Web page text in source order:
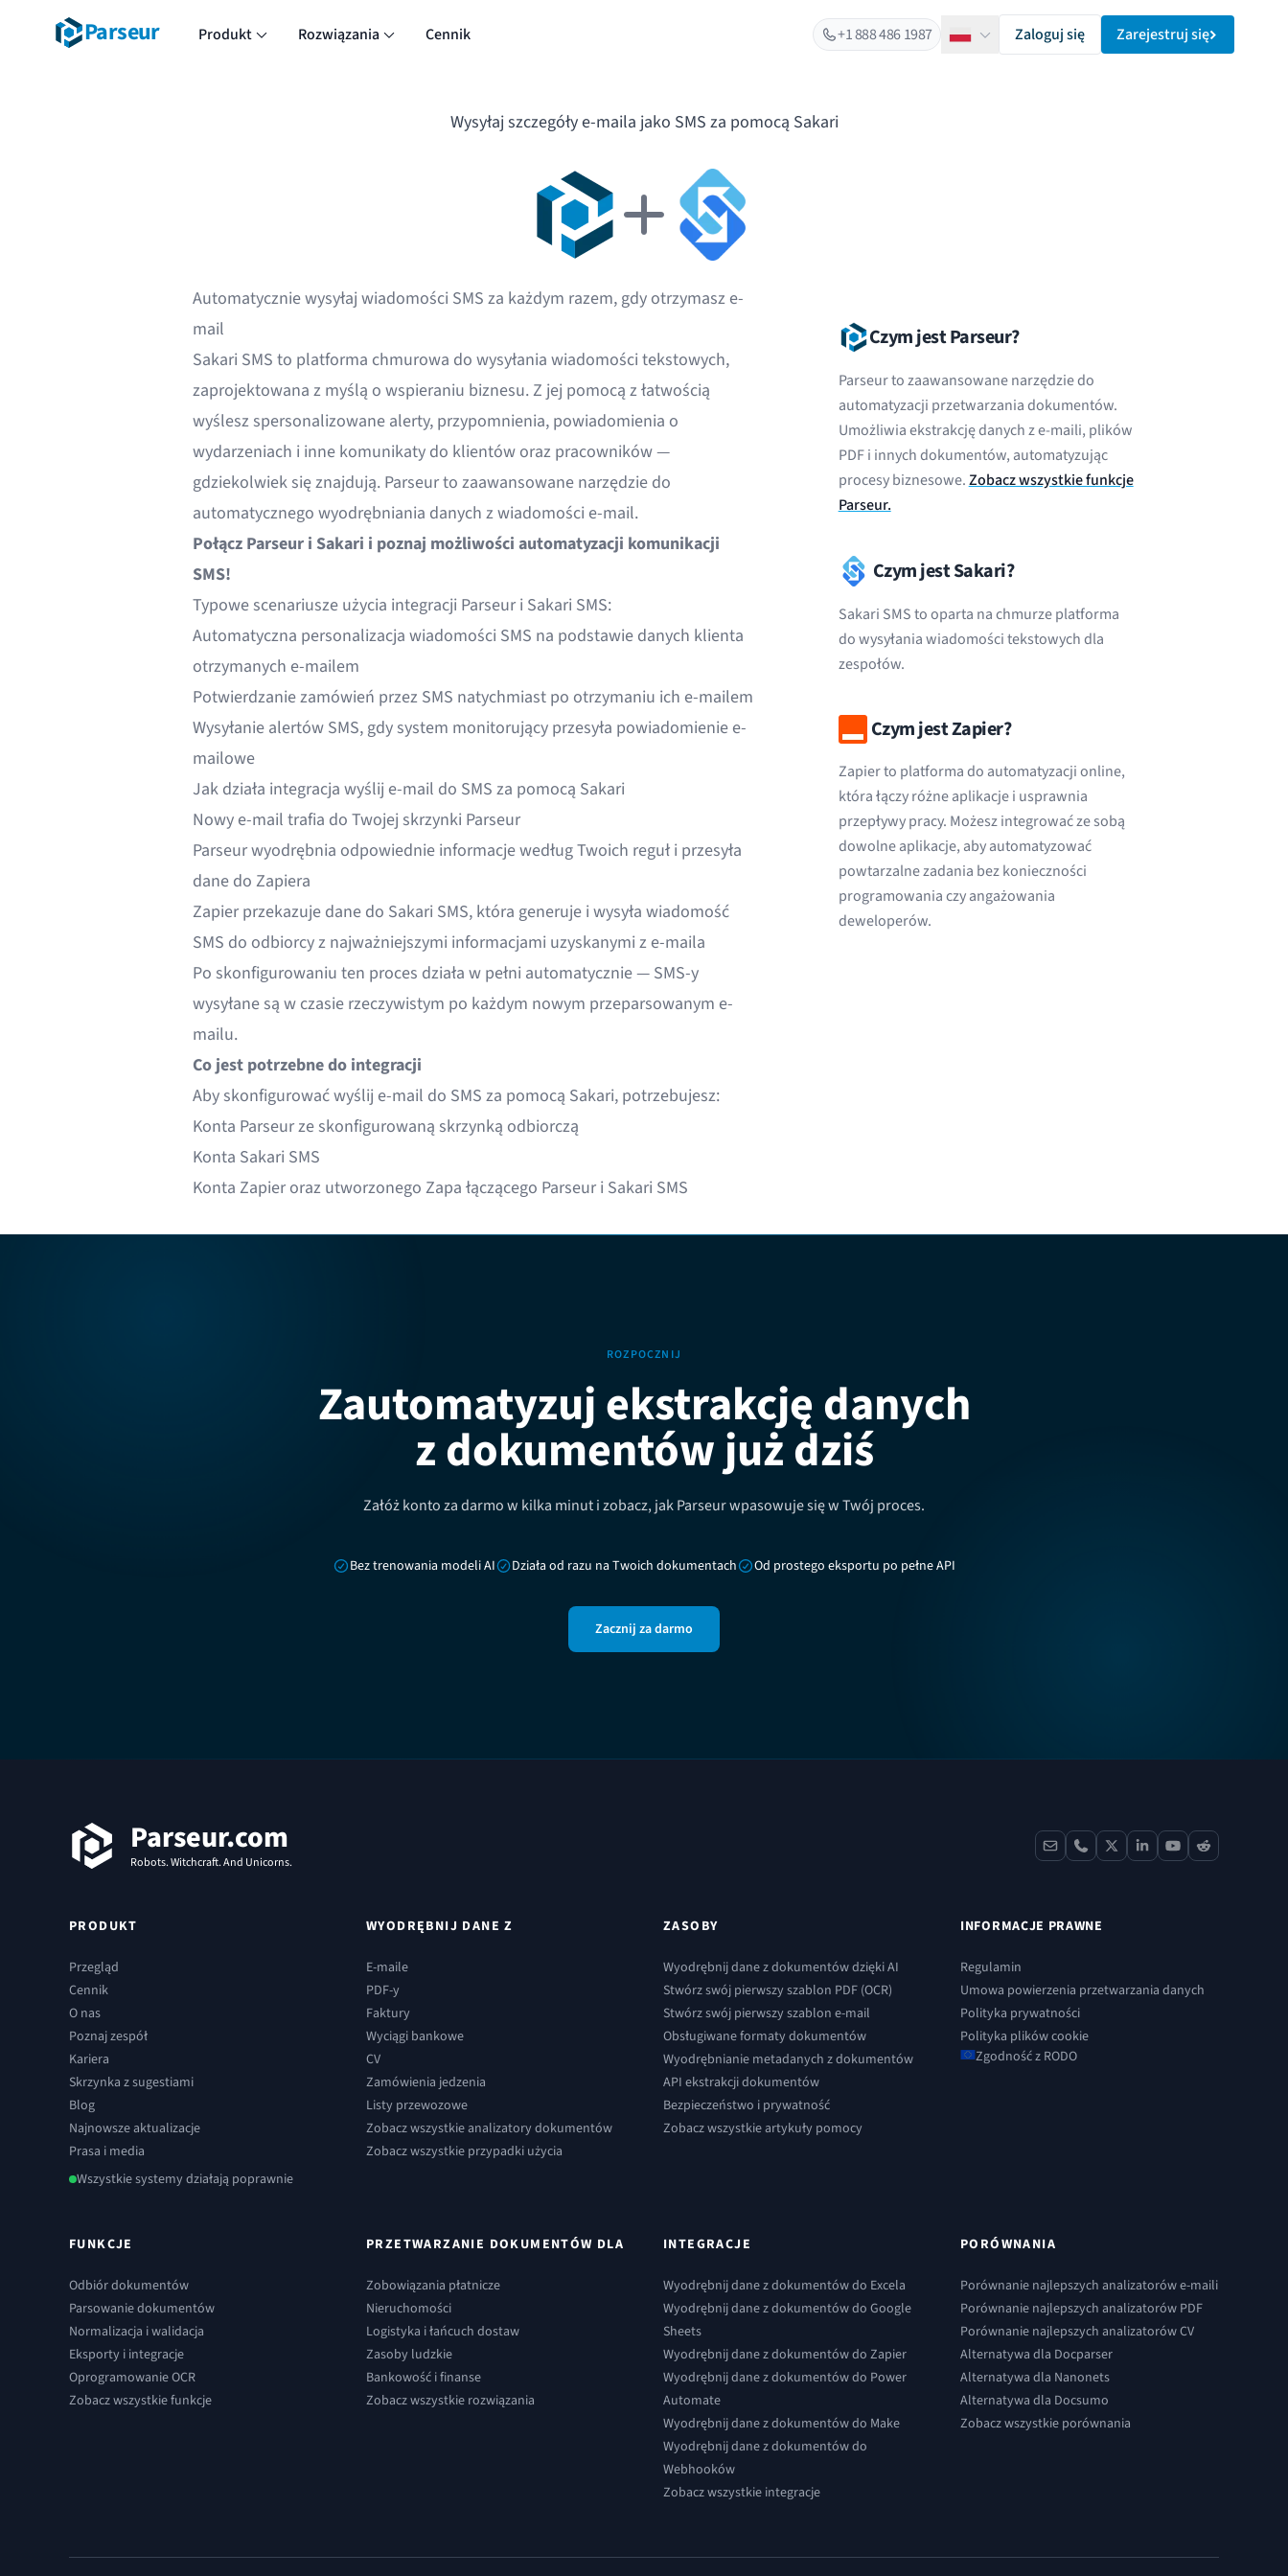
Parseur Produkt Rozwiązania Cennik +1 888 486 1987 Polski Zaloguj się Zarejestruj się
Wysyłaj szczegóły e-maila jako SMS za pomocą Sakari
Automatycznie wysyłaj wiadomości SMS za każdym razem, gdy otrzymasz e-
mail
Sakari SMS to platforma chmurowa do wysyłania wiadomości tekstowych,
zaprojektowana z myślą o wspieraniu biznesu. Z jej pomocą z łatwością
wyślesz spersonalizowane alerty, przypomnienia, powiadomienia o
wydarzeniach i inne komunikaty do klientów oraz pracowników —
gdziekolwiek się znajdują. Parseur to zaawansowane narzędzie do
automatycznego wyodrębniania danych z wiadomości e-mail.
Połącz Parseur i Sakari i poznaj możliwości automatyzacji komunikacji
SMS!
Typowe scenariusze użycia integracji Parseur i Sakari SMS:
Automatyczna personalizacja wiadomości SMS na podstawie danych klienta
otrzymanych e-mailem
Potwierdzanie zamówień przez SMS natychmiast po otrzymaniu ich e-mailem
Wysyłanie alertów SMS, gdy system monitorujący przesyła powiadomienie e-
mailowe
Jak działa integracja wyślij e-mail do SMS za pomocą Sakari
Nowy e-mail trafia do Twojej skrzynki Parseur
Parseur wyodrębnia odpowiednie informacje według Twoich reguł i przesyła
dane do Zapiera
Zapier przekazuje dane do Sakari SMS, która generuje i wysyła wiadomość
SMS do odbiorcy z najważniejszymi informacjami uzyskanymi z e-maila
Po skonfigurowaniu ten proces działa w pełni automatycznie — SMS-y
wysyłane są w czasie rzeczywistym po każdym nowym przeparsowanym e-
mailu.
Co jest potrzebne do integracji
Aby skonfigurować wyślij e-mail do SMS za pomocą Sakari, potrzebujesz:
Konta Parseurze skonfigurowaną skrzynką odbiorczą
Konta Sakari SMS
Konta Zapieroraz utworzonego Zapa łączącego Parseur i Sakari SMS
Czym jest Parseur?
Parseur to zaawansowane narzędzie do
automatyzacji przetwarzania dokumentów.
Umożliwia ekstrakcję danych z e-maili, plików
PDF i innych dokumentów, automatyzując
procesy biznesowe.Zobacz wszystkie funkcje
Parseur.
Czym jest Sakari?
Sakari SMS to oparta na chmurze platforma
do wysyłania wiadomości tekstowych dla
zespołów.
Czym jest Zapier?
Zapier to platforma do automatyzacji online,
która łączy różne aplikacje i usprawnia
przepływy pracy. Możesz integrować ze sobą
dowolne aplikacje, aby automatyzować
powtarzalne zadania bez konieczności
programowania czy angażowania
deweloperów.
ROZPOCZNIJ
Zautomatyzuj ekstrakcję danych
z dokumentów już dziś
Załóż konto za darmo w kilka minut i zobacz, jak Parseur wpasowuje się w Twój proces.
Bez trenowania modeli AI Działa od razu na Twoich dokumentach Od prostego eksportu po pełne API
Zacznij za darmo
Parseur.com
Robots. Witchcraft. And Unicorns. contactphone
x linkedinyoutube
reddit
PRODUKT
Przegląd
Cennik
O nas
Poznaj zespół
Kariera
Skrzynka z sugestiami
Blog
Najnowsze aktualizacje
Prasa i media
Wszystkie systemy działają poprawnie
WYODRĘBNIJ DANE Z
E-maile
PDF-y
Faktury
Wyciągi bankowe
CV
Zamówienia jedzenia
Listy przewozowe
Zobacz wszystkie analizatory dokumentów
Zobacz wszystkie przypadki użycia
ZASOBY
Wyodrębnij dane z dokumentów dzięki AI
Stwórz swój pierwszy szablon PDF (OCR)
Stwórz swój pierwszy szablon e-mail
Obsługiwane formaty dokumentów
Wyodrębnianie metadanych z dokumentów
API ekstrakcji dokumentów
Bezpieczeństwo i prywatność
Zobacz wszystkie artykuły pomocy
INFORMACJE PRAWNE
Regulamin
Umowa powierzenia przetwarzania danych
Polityka prywatności
Polityka plików cookie
Zgodność z RODO
FUNKCJE
Odbiór dokumentów
Parsowanie dokumentów
Normalizacja i walidacja
Eksporty i integracje
Oprogramowanie OCR
Zobacz wszystkie funkcje
PRZETWARZANIE DOKUMENTÓW DLA
Zobowiązania płatnicze
Nieruchomości
Logistyka i łańcuch dostaw
Zasoby ludzkie
Bankowość i finanse
Zobacz wszystkie rozwiązania
INTEGRACJE
Wyodrębnij dane z dokumentów do Excela
Wyodrębnij dane z dokumentów do Google
Sheets
Wyodrębnij dane z dokumentów do Zapier
Wyodrębnij dane z dokumentów do Power
Automate
Wyodrębnij dane z dokumentów do Make
Wyodrębnij dane z dokumentów do
Webhooków
Zobacz wszystkie integracje
PORÓWNANIA
Porównanie najlepszych analizatorów e-maili
Porównanie najlepszych analizatorów PDF
Porównanie najlepszych analizatorów CV
Alternatywa dla Docparser
Alternatywa dla Nanonets
Alternatywa dla Docsumo
Zobacz wszystkie porównania